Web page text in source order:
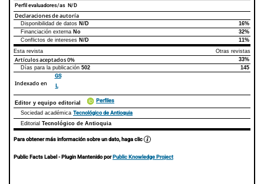
Perfil evaluadores/as N/D
Declaraciones de autoría
Declaraciones de autoríaEste artículo
Disponibilidad de datos N/D
16%
Financiación externa No
32%
Conflictos de intereses N/D
11%
Esta revista
Otras revistas
Artículos aceptados0%
33%
Días para la publicación 502 145
Indexado en
GS
L
Editor y equipo editorial Perfiles
Sociedad académica Tecnológico de Antioquia
Editorial Tecnológico de Antioquia
Para obtener más información sobre un dato, haga clic
Public Facts Label- Plugin Mantenido porPublic Knowledge Project